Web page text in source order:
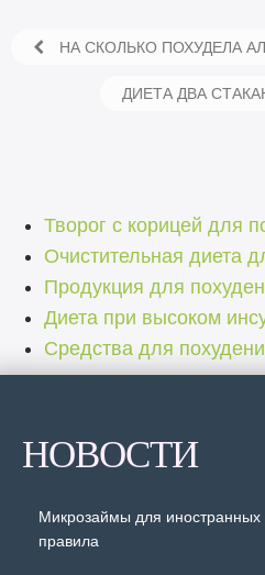
НА СКОЛЬКО ПОХУДЕЛА
ДИЕТА ДВА
Творог с корицей для
Очистительная диета
Продукция для
Диета при высоком
Средства для
НОВОСТИ
Микрозаймы для
правила